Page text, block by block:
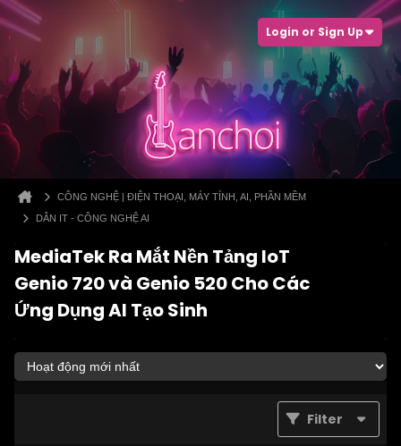
Login or Sign Up
CÔNG NGHỆ | ĐIỆN THOẠI, MÁY TÍNH, AI, PHẦN MỀM
DÂN IT - CÔNG NGHỆ AI
MediaTek Ra Mắt Nền Tảng IoT
Genio 720 và Genio 520 Cho Các
Ứng Dụng AI Tạo Sinh
Filter